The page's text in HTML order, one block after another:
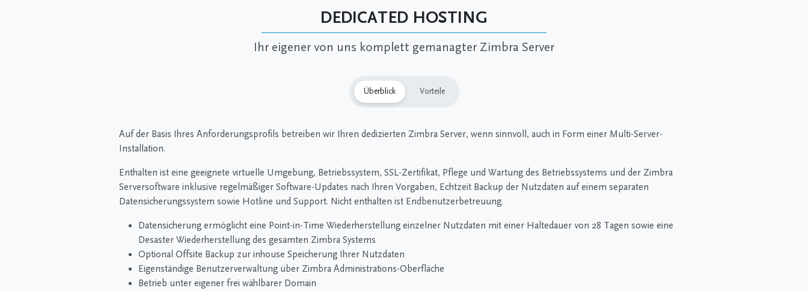
DEDICATED HOSTING
Ihr eigener von uns komplett gemanagter Zimbra Server
Überblick Vorteile
Auf der Basis Ihres Anforderungsprofils betreiben wir Ihren dedizierten Zimbra Server, wenn sinnvoll, auch in Form einer Multi-Server-
Installation.
Enthalten ist eine geeignete virtuelle Umgebung, Betriebssystem, SSL-Zertifikat, Pflege und Wartung des Betriebssystems und der Zimbra
Serversoftware inklusive regelmäßiger Software-Updates nach Ihren Vorgaben, Echtzeit Backup der Nutzdaten auf einem separaten
Datensicherungssystem sowie Hotline und Support. Nicht enthalten ist Endbenutzerbetreuung.
Datensicherung ermöglicht eine Point-in-Time Wiederherstellung einzelner Nutzdaten mit einer Haltedauer von 28 Tagen sowie eine
Desaster Wiederherstellung des gesamten Zimbra Systems
Optional Offsite Backup zur inhouse Speicherung Ihrer Nutzdaten
Eigenständige Benutzerverwaltung über Zimbra Administrations-Oberfläche
Betrieb unter eigener frei wählbarer Domain